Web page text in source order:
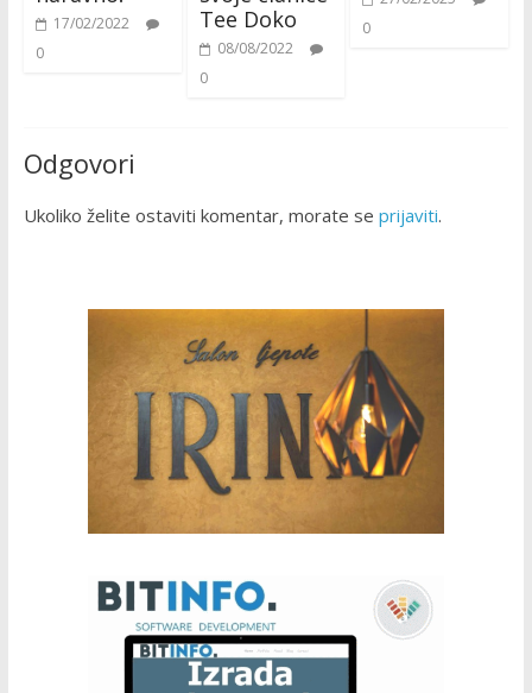
17/02/2022
0
Tee Doko
08/08/2022
0
0
Odgovori
Ukoliko želite ostaviti komentar, morate se prijaviti.